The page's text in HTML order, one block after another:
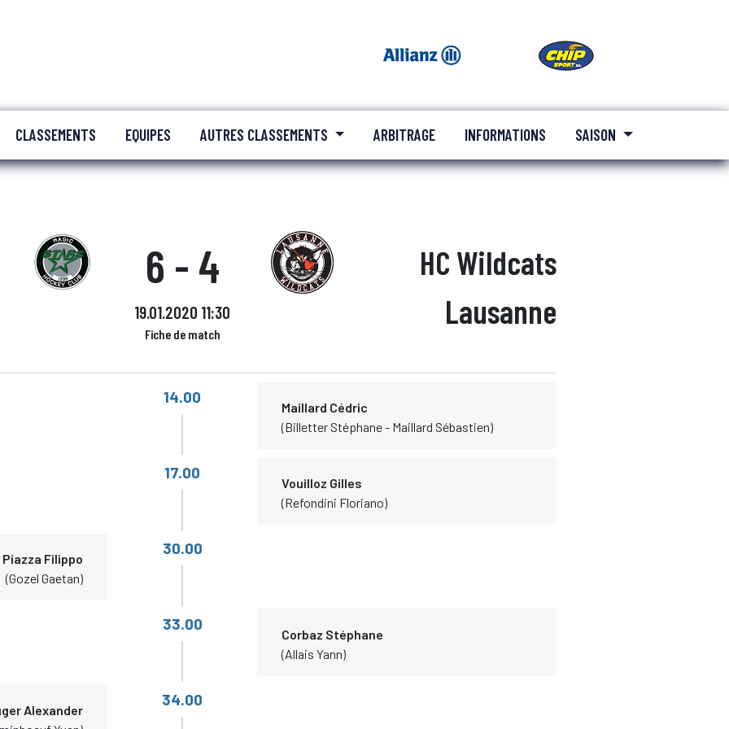
CLASSEMENTS EQUIPES AUTRES CLASSEMENTS ARBITRAGE INFORMATIONS SAISON
6 - 4
19.01.2020 11:30
Fiche de match
HC Wildcats
Lausanne
14.00
Maillard Cédric
(Billetter Stéphane - Maillard Sébastien)
17.00
Vouilloz Gilles
(Refondini Floriano)
Piazza Filippo
(Gozel Gaetan)
30.00
33.00
Corbaz Stéphane
(Allais Yann)
Alexander
34.00